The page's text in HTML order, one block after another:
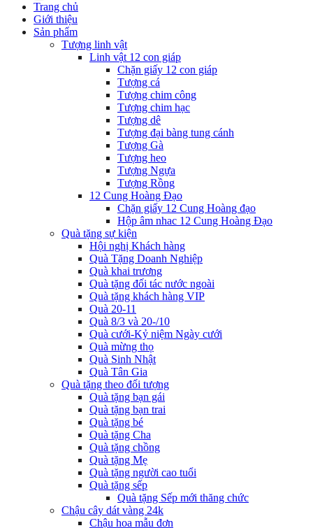
Trang chủ
Giới thiệu
Sản phẩm
Tượng linh vật
Linh vật 12 con giáp
Chặn giấy 12 con giáp
Tượng cá
Tượng chim công
Tượng chim hạc
Tượng dê
Tượng đại bàng tung cánh
Tượng Gà
Tượng heo
Tượng Ngựa
Tượng Rồng
12 Cung Hoàng Đạo
Chặn giấy 12 Cung Hoàng đạo
Hộp âm nhac 12 Cung Hoàng Đạo
Quà tặng sự kiện
Hội nghị Khách hàng
Quà Tặng Doanh Nghiệp
Quà khai trương
Quà tặng đối tác nước ngoài
Quà tặng khách hàng VIP
Quà 20-11
Quà 8/3 và 20-/10
Quà cưới-Kỷ niệm Ngày cưới
Quà mừng thọ
Quà Sinh Nhật
Quà Tân Gia
Quà tặng theo đối tượng
Quà tặng bạn gái
Quà tặng bạn trai
Quà tặng bé
Quà tặng Cha
Quà tặng chồng
Quà tặng Mẹ
Quà tặng người cao tuổi
Quà tặng sếp
Quà tặng Sếp mới thăng chức
Chậu cây dát vàng 24k
Chậu hoa mẫu đơn